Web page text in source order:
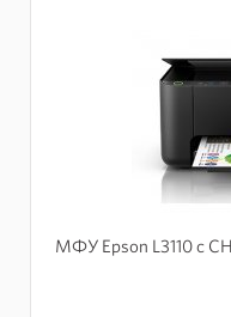
МФУ Epson L3110 с